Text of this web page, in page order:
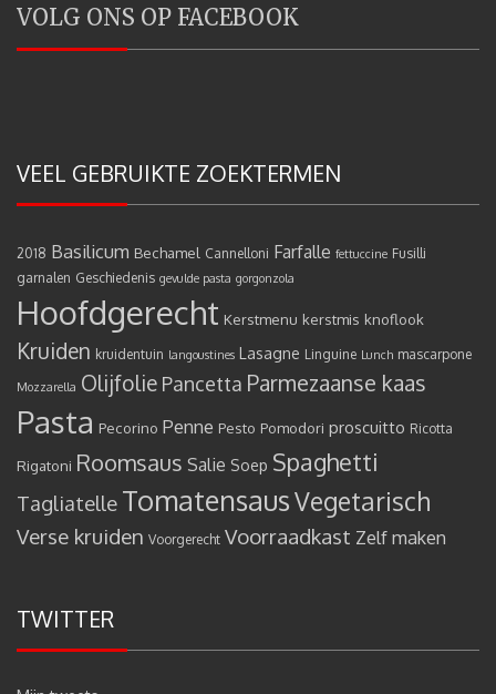
VOLG ONS OP FACEBOOK
VEEL GEBRUIKTE ZOEKTERMEN
2018 Basilicum Bechamel Cannelloni Farfalle fettuccine Fusilli
garnalen Geschiedenis gevulde pasta gorgonzola
Hoofdgerecht Kerstmenu kerstmis knoflook
Kruiden kruidentuin langoustines Lasagne Linguine Lunch mascarpone
Mozzarella Olijfolie Pancetta Parmezaanse kaas
Pasta Pecorino Penne Pesto Pomodori proscuitto Ricotta
Rigatoni Roomsaus Salie Soep Spaghetti
Tagliatelle TomatensausVegetarisch
Verse kruiden Voorgerecht Voorraadkast Zelf maken
TWITTER